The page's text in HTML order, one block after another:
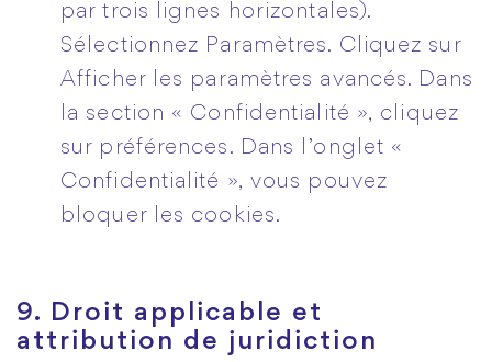
par trois lignes horizontales).
Sélectionnez Paramètres. Cliquez sur
Afficher les paramètres avancés. Dans
la section « Confidentialité », cliquez
sur préférences. Dans l’onglet «
Confidentialité », vous pouvez
bloquer les cookies.
9. Droit applicable et
attribution de juridiction